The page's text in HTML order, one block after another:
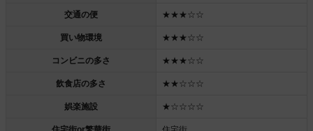
交通の便 ★★★☆☆
買い物環境 ★★★☆☆
コンビニの多さ ★★★☆☆
飲食店の多さ ★★☆☆☆
娯楽施設 ★☆☆☆☆